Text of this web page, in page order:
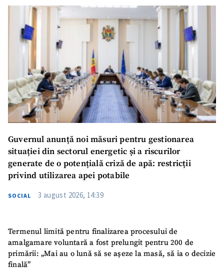
Guvernul anunță noi măsuri pentru gestionarea
situației din sectorul energetic și a riscurilor
generate de o potențială criză de apă: restricții
privind utilizarea apei potabile
SOCIAL 3 august 2026, 14:39
Termenul limită pentru finalizarea procesului de
amalgamare voluntară a fost prelungit pentru 200 de
primării: „Mai au o lună să se așeze la masă, să ia o decizie
finală”